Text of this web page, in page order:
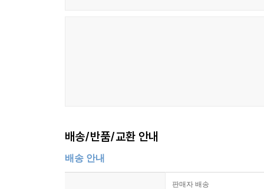
배송/반품/교환 안내
배송 안내
판매자 배송